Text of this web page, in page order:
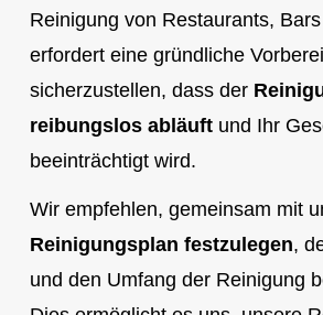
Reinigung von Restaurants,
erfordert eine gründliche
sicherzustellen, dass der
reibungslos abläuft und Ihr
beeinträchtigt wird.
Wir empfehlen, gemeinsam mit
Reinigungsplan festzulegen,
und den Umfang der Reinigung